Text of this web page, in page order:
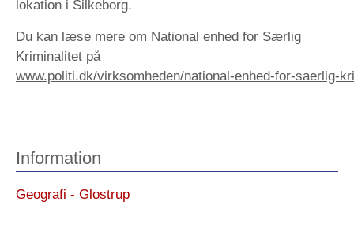
lokation i Silkeborg.
Du kan læse mere om National enhed for Særlig
Kriminalitet på
www.politi.dk/virksomheden/national-enhed-for-saerlig-
Information
Geografi - Glostrup